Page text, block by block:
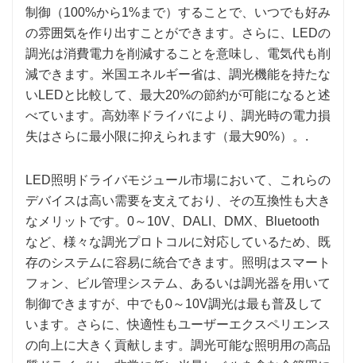
制御（100%から1%まで）することで、いつでも好み
の雰囲気を作り出すことができます。さらに、LEDの
調光は消費電力を削減することを意味し、電気代も削
減できます。米国エネルギー省は、調光機能を持たな
いLEDと比較して、最大20%の節約が可能になると述
べています。高効率ドライバにより、調光時の電力損
失はさらに最小限に抑えられます（最大90%）。.
LED照明ドライバモジュール市場において、これらの
デバイスは高い需要を支えており、その互換性も大き
なメリットです。0～10V、DALI、DMX、Bluetooth
など、様々な調光プロトコルに対応しているため、既
存のシステムに容易に統合できます。照明はスマート
フォン、ビル管理システム、あるいは調光器を用いて
制御できますが、中でも0～10V調光は最も普及して
います。さらに、快適性もユーザーエクスペリエンス
の向上に大きく貢献します。調光可能な照明用の高品